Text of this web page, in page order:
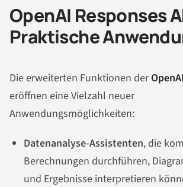
OpenAI Responses
Praktische
Die erweiterten Funktionen der
eröffnen eine Vielzahl neuer
Anwendungsmöglichkeiten:
Datenanalyse-Assistenten, die
Berechnungen durchführen,
und Ergebnisse interpretieren